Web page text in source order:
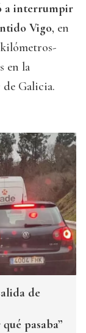
a interrumpir
Vigo, en
en la
Galicia.
de
pasaba”